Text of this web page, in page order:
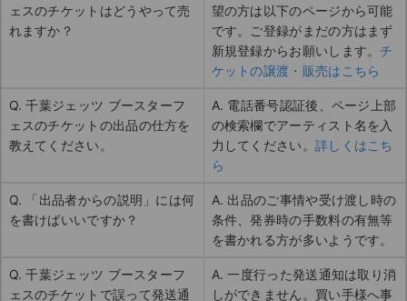
ェスのチケットはどうやって売
れますか？
望の方は以下のページから可能
です。ご登録がまだの方はまず
新規登録からお願いします。 チ
ケットの譲渡・販売はこちら
Q. 千葉ジェッツ ブースターフ
ェスのチケットの出品の仕方を
教えてください。
A. 電話番号認証後、ページ上部
の検索欄でアーティスト名を入
力してください。 詳しくはこち
ら
Q. 「出品者からの説明」には何
を書けばいいですか？
A. 出品のご事情や受け渡し時の
条件、発券時の手数料の有無等
を書かれる方が多いようです。
Q. 千葉ジェッツ ブースターフ
ェスのチケットで誤って発送通
A. 一度行った発送通知は取り消
しができません。買い手様へ事